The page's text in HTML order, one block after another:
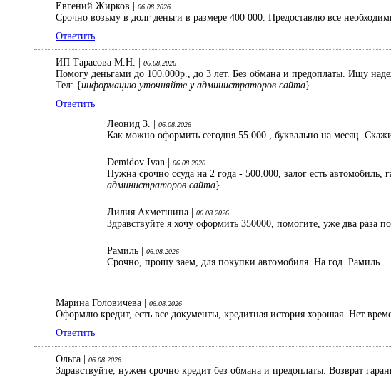
Евгений Жирков | 06.08.2026
Срочно возьму в долг деньги в размере 400 000. Предоставлю все
Ответить
ИП Тарасова М.Н. | 06.08.2026
Помогу деньгами до 100.000р., до 3 лет. Без обмана и предоплаты. Ищу
Тел: {информацию уточняйте у администраторов сайта}
Ответить
Леонид З. |
06.08.2026
Как можно оформить сегодня 55 000 , буквально на месяц.
Demidov Ivan | 06.08.2026
Нужна срочно ссуда на 2 года - 500.000, залог есть
администраторов сайта}
Лилия Ахметшина | 06.08.2026
Здравствуйте я хочу оформить 350000, помогите, уже два раза
Рамиль | 06.08.2026
Срочно, прошу заем, для покупки автомобиля. На год. Рамиль
Марина Головичева | 06.08.2026
Оформлю кредит, есть все документы, кредитная история хорошая. Нет
Ответить
Ольга | 06.08.2026
Здравствуйте, нужен срочно кредит без обмана и предоплаты. Возврат